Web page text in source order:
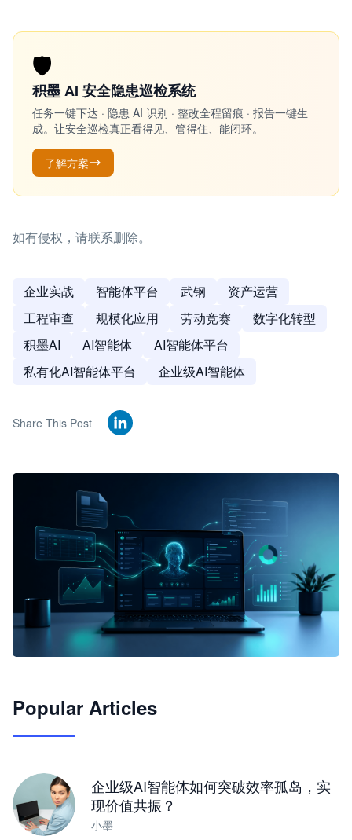
🛡️
积墨 AI 安全隐患巡检系统
任务一键下达 · 隐患 AI 识别 · 整改全程留痕 · 报告一键生
成。让安全巡检真正看得见、管得住、能闭环。
了解方案
如有侵权，请联系删除。
企业实战 智能体平台 武钢
资产运营
工程审查
规模化应用 劳动竞赛
数字化转型
积墨AI
AI智能体
AI智能体平台
私有化AI智能体平台
企业级AI智能体
Share This Post
JimoClaw 桌面 AI Agent 工作台
Popular Articles
企业级AI智能体如何突破效率孤岛，实
现价值共振？
小墨